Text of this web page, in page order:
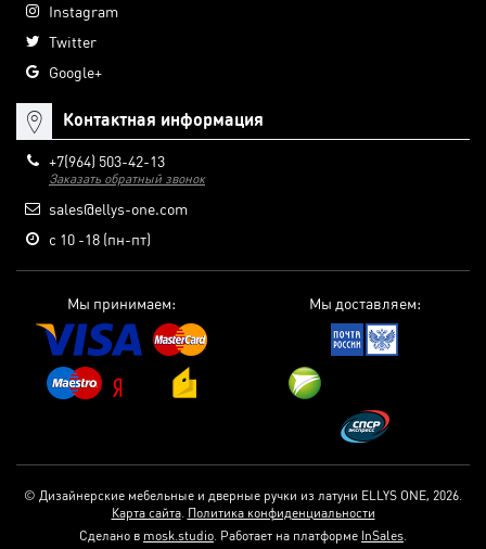
Instagram
Twitter
Google+
Контактная информация
+7(964) 503-42-13
Заказать обратный звонок
sales@ellys-one.com
с 10 -18 (пн-пт)
Мы принимаем: Мы доставляем:
© Дизайнерские мебельные и дверные ручки из латуни ELLYS ONE, 2026.
Карта сайта. Политика конфиденциальности
Сделано в mosk.studio. Работает на платформе InSales.